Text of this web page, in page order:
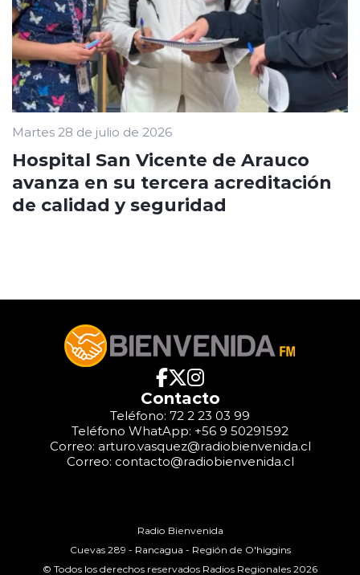
Martes 28 de julio de 2026
Hospital San Vicente de Arauco
avanza en su tercera acreditación
de calidad y seguridad
Contacto
Teléfono: 72 2 23 03 99
Teléfono WhatApp: +56 9 50291592
Correo: arturo.vasquez@radiobienvenida.cl
Correo: contacto@radiobienvenida.cl
Radio Bienvenida
Cuevas 289 - Rancagua - Región de O'higgins
© Todos los derechos reservados Radios Regionales 2026